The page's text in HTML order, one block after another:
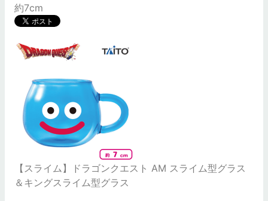
約7cm
【スライム】ドラゴンクエスト AM スライム型グラス
＆キングスライム型グラス